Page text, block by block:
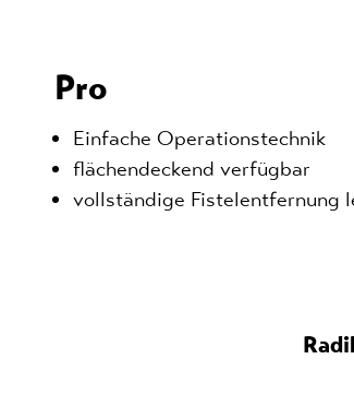
Pro
Einfache Operationstechnik
flächendeckend verfügbar
vollständige Fistelentfernung